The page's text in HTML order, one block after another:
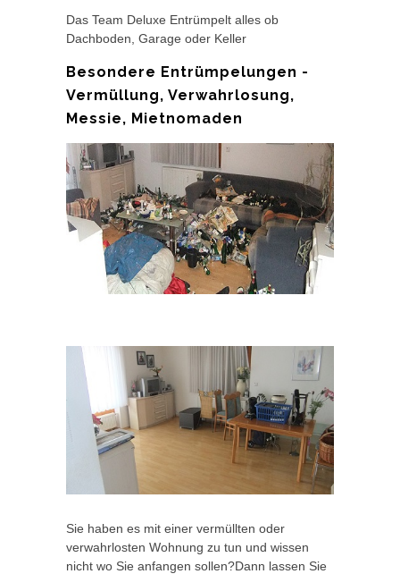
Das Team Deluxe Entrümpelt alles ob
Dachboden, Garage oder Keller
Besondere Entrümpelungen -
Vermüllung, Verwahrlosung,
Messie, Mietnomaden
Sie haben es mit einer vermüllten oder
verwahrlosten Wohnung zu tun und wissen
nicht wo Sie anfangen sollen?Dann lassen Sie